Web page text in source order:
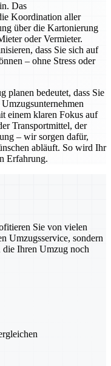
Das
Koordination aller
über die Kartonierung
oder Vermieter.
dass Sie sich auf
– ohne Stress oder
planen bedeutet, dass Sie
einem klaren Fokus auf
Transportmittel, der
– wir sorgen dafür,
abläuft. So wird Ihr
Erfahrung.
Sie von vielen
Umzugsservice, sondern
die Ihren Umzug noch